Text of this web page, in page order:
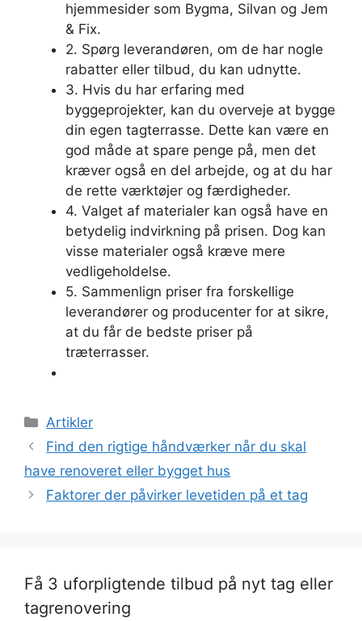
hjemmesider som Bygma, Silvan og Jem
& Fix.
2. Spørg leverandøren, om de har nogle
rabatter eller tilbud, du kan udnytte.
3. Hvis du har erfaring med
byggeprojekter, kan du overveje at bygge
din egen tagterrasse. Dette kan være en
god måde at spare penge på, men det
kræver også en del arbejde, og at du har
de rette værktøjer og færdigheder.
4. Valget af materialer kan også have en
betydelig indvirkning på prisen. Dog kan
visse materialer også kræve mere
vedligeholdelse.
5. Sammenlign priser fra forskellige
leverandører og producenter for at sikre,
at du får de bedste priser på
træterrasser.
Kategorier
Artikler
Find den rigtige håndværker når du skal
have renoveret eller bygget hus
Faktorer der påvirker levetiden på et tag
Få 3 uforpligtende tilbud på nyt tag eller
tagrenovering